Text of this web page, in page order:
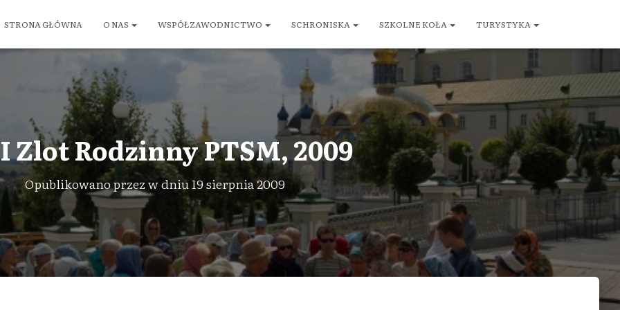
STRONA GŁÓWNA O NAS WSPÓŁZAWODNICTWO SCHRONISKA SZKOLNE KOŁA TURYSTYKA
Zlot Rodzinny PTSM, 2009
Opublikowano przezw dniu19 sierpnia 2009